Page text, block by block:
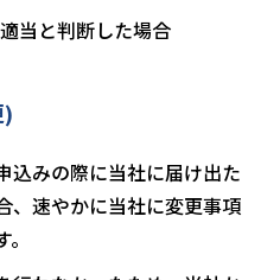
当と判断した場合
込みの際に当社に届け出た
、速やかに当社に変更事項